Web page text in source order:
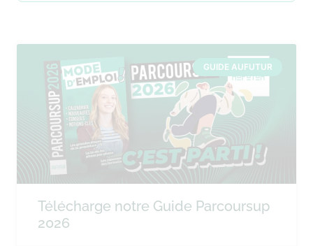
GUIDE AUFUTUR
Télécharge notre Guide Parcoursup
2026